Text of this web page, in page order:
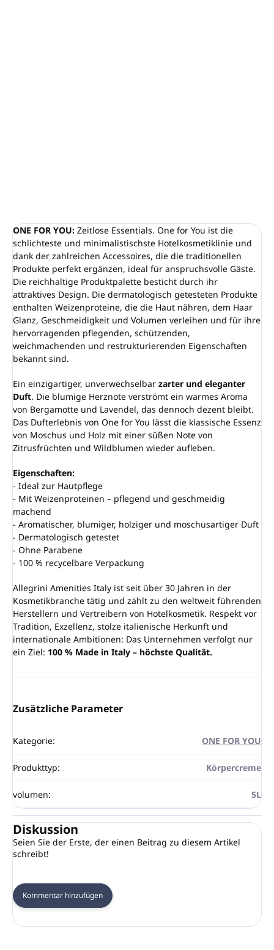
ONE FOR YOU: Zeitlose Essentials. One for You ist die
schlichteste und minimalistischste Hotelkosmetiklinie und
dank der zahlreichen Accessoires, die die traditionellen
Produkte perfekt ergänzen, ideal für anspruchsvolle Gäste.
Die reichhaltige Produktpalette besticht durch ihr
attraktives Design. Die dermatologisch getesteten Produkte
enthalten Weizenproteine, die die Haut nähren, dem Haar
Glanz, Geschmeidigkeit und Volumen verleihen und für ihre
hervorragenden pflegenden, schützenden,
weichmachenden und restrukturierenden Eigenschaften
bekannt sind.
Ein einzigartiger, unverwechselbar zarter und eleganter
Duft. Die blumige Herznote verströmt ein warmes Aroma
von Bergamotte und Lavendel, das dennoch dezent bleibt.
Das Dufterlebnis von One for You lässt die klassische Essenz
von Moschus und Holz mit einer süßen Note von
Zitrusfrüchten und Wildblumen wieder aufleben.
Eigenschaften:
- Ideal zur Hautpflege
- Mit Weizenproteinen – pflegend und geschmeidig
machend
- Aromatischer, blumiger, holziger und moschusartiger Duft
- Dermatologisch getestet
- Ohne Parabene
- 100 % recycelbare Verpackung
Allegrini Amenities Italy ist seit über 30 Jahren in der
Kosmetikbranche tätig und zählt zu den weltweit führenden
Herstellern und Vertreibern von Hotelkosmetik. Respekt vor
Tradition, Exzellenz, stolze italienische Herkunft und
internationale Ambitionen: Das Unternehmen verfolgt nur
ein Ziel: 100 % Made in Italy – höchste Qualität.
Zusätzliche Parameter
Kategorie: ONE FOR YOU
Produkttyp: Körpercreme
volumen: 5L
Diskussion
Seien Sie der Erste, der einen Beitrag zu diesem Artikel
schreibt!
Kommentar hinzufügen